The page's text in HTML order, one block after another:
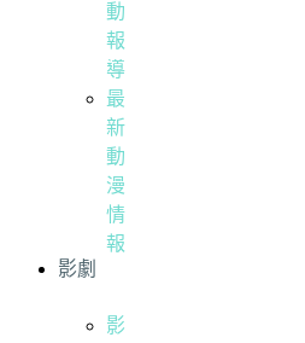
動
報
導
最
新
動
漫
情
報
影劇
影